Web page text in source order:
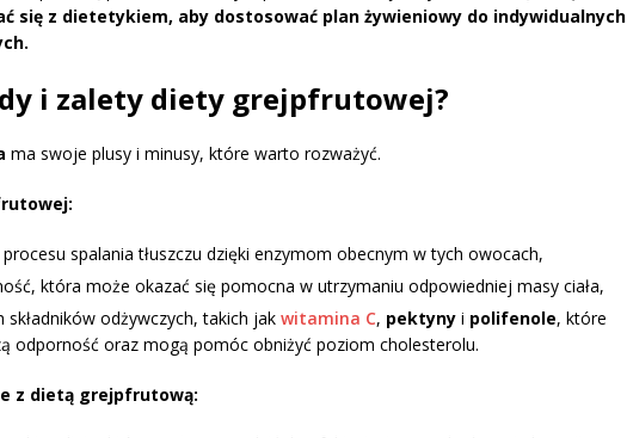
się z dietetykiem, aby dostosować plan żywieniowy do indywidualnych
i zalety diety grejpfrutowej?
ma swoje plusy i minusy, które warto rozważyć.
spalania tłuszczu dzięki enzymom obecnym w tych owocach,
która może okazać się pomocna w utrzymaniu odpowiedniej masy ciała,
składników odżywczych, takich jak witamina C, pektyny i polifenole, które
odporność oraz mogą pomóc obniżyć poziom cholesterolu.
z dietą grejpfrutową: